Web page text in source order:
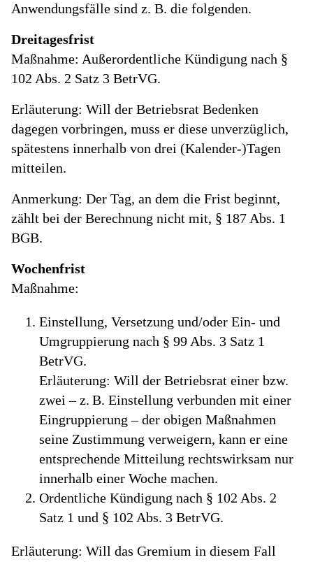
Anwendungsfälle sind z. B. die folgenden.
Dreitagesfrist
Maßnahme: Außerordentliche Kündigung nach §
102 Abs. 2 Satz 3 BetrVG.
Erläuterung: Will der Betriebsrat Bedenken
dagegen vorbringen, muss er diese unverzüglich,
spätestens innerhalb von drei (Kalender-)Tagen
mitteilen.
Anmerkung: Der Tag, an dem die Frist beginnt,
zählt bei der Berechnung nicht mit, § 187 Abs. 1
BGB.
Wochenfrist
Maßnahme:
Einstellung, Versetzung und/oder Ein- und
Umgruppierung nach § 99 Abs. 3 Satz 1
BetrVG.
Erläuterung: Will der Betriebsrat einer bzw.
zwei – z. B. Einstellung verbunden mit einer
Eingruppierung – der obigen Maßnahmen
seine Zustimmung verweigern, kann er eine
entsprechende Mitteilung rechtswirksam nur
innerhalb einer Woche machen.
Ordentliche Kündigung nach § 102 Abs. 2
Satz 1 und § 102 Abs. 3 BetrVG.
Erläuterung: Will das Gremium in diesem Fall